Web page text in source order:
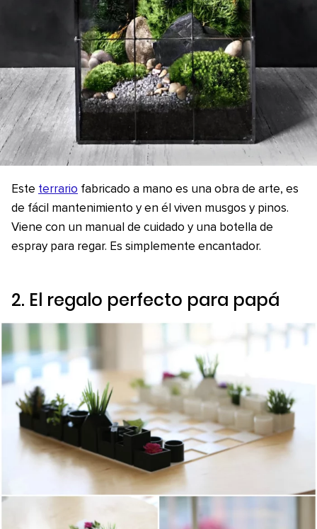
Este terrario fabricado a mano es una obra de arte, es
de fácil mantenimiento y en él viven musgos y pinos.
Viene con un manual de cuidado y una botella de
espray para regar. Es simplemente encantador.
2. El regalo perfecto para papá